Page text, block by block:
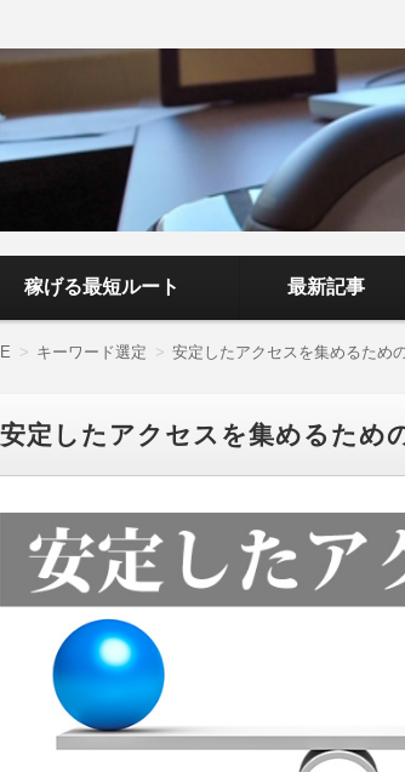
ィリエイトロード
で、パソコン初心者でも分かりやすく解説し
ンテンツへ移動
稼げる最短ルート 最新記事
キーワード選定 安定したアクセスを集めるため
安定したアクセスを集めるため